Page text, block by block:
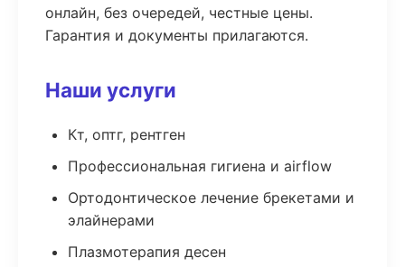
онлайн, без очередей, честные цены.
Гарантия и документы прилагаются.
Наши услуги
Кт, оптг, рентген
Профессиональная гигиена и airflow
Ортодонтическое лечение брекетами и
элайнерами
Плазмотерапия десен